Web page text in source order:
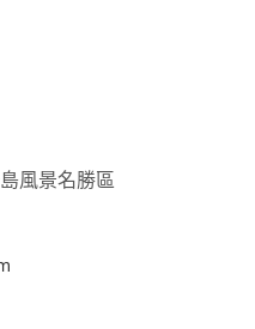
風景名勝區